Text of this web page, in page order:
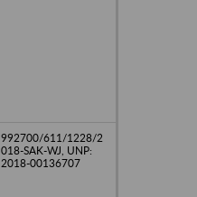
992700/611/1228/2
018-SAK-WJ, UNP:
2018-00136707